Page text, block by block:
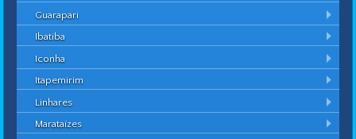
Guarapari
Ibatiba
Iconha
Itapemirim
Linhares
Marataízes